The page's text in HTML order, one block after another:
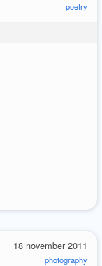
poetry
18 november 2011
photography